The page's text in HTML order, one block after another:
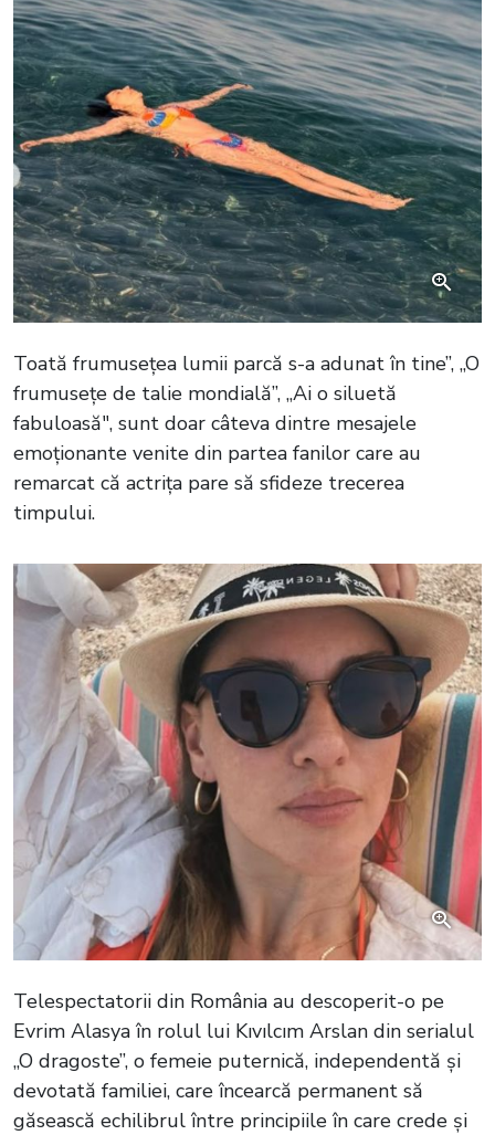
Toată frumusețea lumii parcă s-a adunat în tine”, „O
frumusețe de talie mondială”, „Ai o siluetă
fabuloasă", sunt doar câteva dintre mesajele
emoționante venite din partea fanilor care au
remarcat că actrița pare să sfideze trecerea
timpului.
Telespectatorii din România au descoperit-o pe
Evrim Alasya în rolul lui Kıvılcım Arslan din serialul
„O dragoste”, o femeie puternică, independentă și
devotată familiei, care încearcă permanent să
găsească echilibrul între principiile în care crede și